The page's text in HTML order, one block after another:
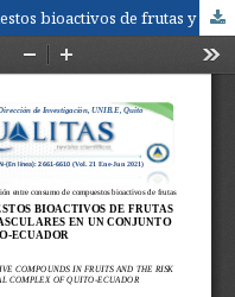
Relación entre consumo de compuestos bioactivos de frutas y riesgo de enfermedades cardiovasculares en un conjunto residencial de Quito-Ecuador